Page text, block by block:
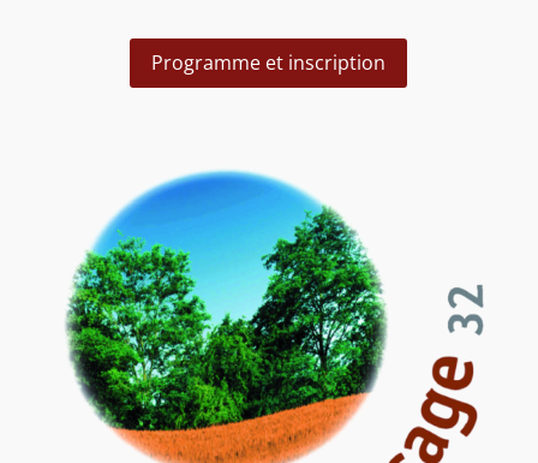
Programme et inscription